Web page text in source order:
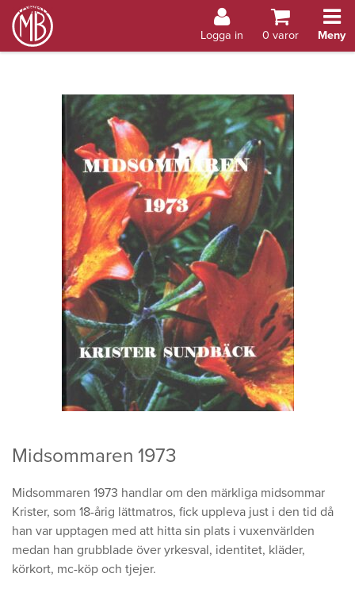
Åland
Logga in 0 varor Meny
Midsommaren 1973
Midsommaren 1973 handlar om den märkliga midsommar
Krister, som 18-årig lättmatros, fick uppleva just i den tid då
han var upptagen med att hitta sin plats i vuxenvärlden
medan han grubblade över yrkesval, identitet, kläder,
körkort, mc-köp och tjejer.